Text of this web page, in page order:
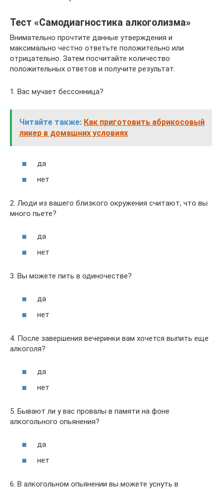
Тест «Самодиагностика алкоголизма»
Внимательно прочтите данные утверждения и
максимально честно ответьте положительно или
отрицательно. Затем посчитайте количество
положительных ответов и получите результат.
1. Вас мучает бессонница?
Читайте также: Как приготовить абрикосовый
ликер в домашних условиях
да
нет
2. Люди из вашего близкого окружения считают, что вы
много пьете?
да
нет
3. Вы можете пить в одиночестве?
да
нет
4. После завершения вечеринки вам хочется выпить еще
алкоголя?
да
нет
5. Бывают ли у вас провалы в памяти на фоне
алкогольного опьянения?
да
нет
6. В алкогольном опьянении вы можете уснуть в